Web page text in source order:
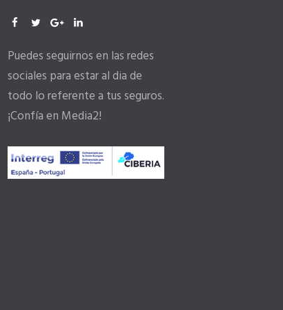
Puedes seguirnos en las redes
sociales para estar al dia de
todo lo referente a tus seguros.
¡Confía en Media2!